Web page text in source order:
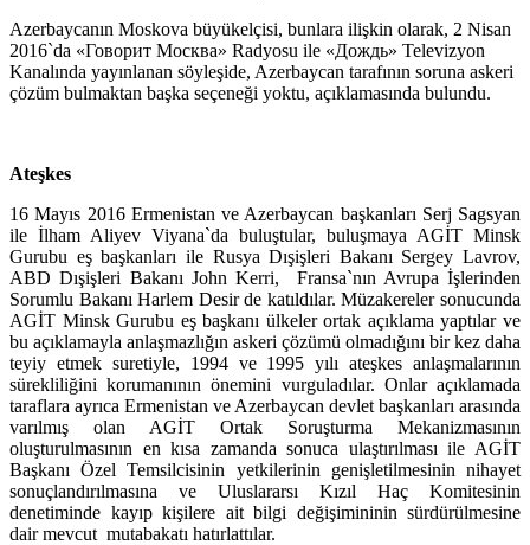
Azerbaycanın Moskova büyükelçisi, bunlara ilişkin olarak, 2 Nisan
2016`da «Говорит Москва» Radyosu ile «Дождь» Televizyon
Kanalında yayınlanan söyleşide, Azerbaycan tarafının soruna askeri
çözüm bulmaktan başka seçeneği yoktu, açıklamasında bulundu.
Ateşkes
16 Mayıs 2016 Ermenistan ve Azerbaycan başkanları Serj Sagsyan
ile İlham Aliyev Viyana`da buluştular, buluşmaya AGİT Minsk
Gurubu eş başkanları ile Rusya Dışişleri Bakanı Sergey Lavrov,
ABD Dışişleri Bakanı John Kerri, Fransa`nın Avrupa İşlerinden
Sorumlu Bakanı Harlem Desir de katıldılar. Müzakereler sonucunda
AGİT Minsk Gurubu eş başkanı ülkeler ortak açıklama yaptılar ve
bu açıklamayla anlaşmazlığın askeri çözümü olmadığını bir kez daha
teyiy etmek suretiyle, 1994 ve 1995 yılı ateşkes anlaşmalarının
sürekliliğini korumanının önemini vurguladılar. Onlar açıklamada
taraflara ayrıca Ermenistan ve Azerbaycan devlet başkanları arasında
varılmış olan AGİT Ortak Soruşturma Mekanizmasının
oluşturulmasının en kısa zamanda sonuca ulaştırılması ile AGİT
Başkanı Özel Temsilcisinin yetkilerinin genişletilmesinin nihayet
sonuçlandırılmasına ve Uluslararsı Kızıl Haç Komitesinin
denetiminde kayıp kişilere ait bilgi değişimininin sürdürülmesine
dair mevcut mutabakatı hatırlattılar.